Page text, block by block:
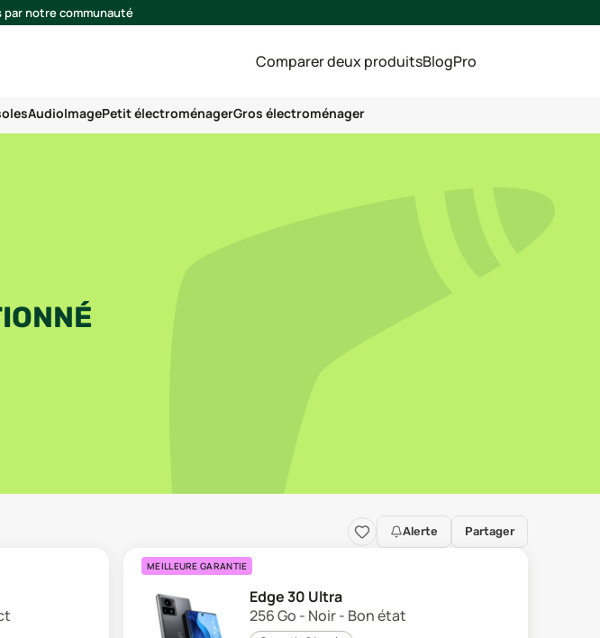
par notre communauté
Comparer deux produitsBlogPro
AudioImagePetit électroménagerGros électroménager
Alerte Partager
MEILLEURE GARANTIE
Edge 30 Ultra
256 Go - Noir - Bon état